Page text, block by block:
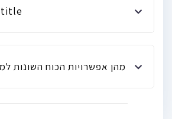
title
מהן אפשרויות הכוח השונות